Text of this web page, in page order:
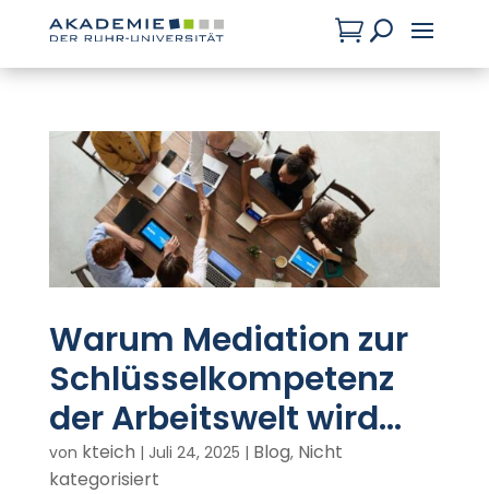
U

Warum Mediation zur
Schlüsselkompetenz
der Arbeitswelt wird…
von kteich | Juli 24, 2025 | Blog, Nicht
kategorisiert